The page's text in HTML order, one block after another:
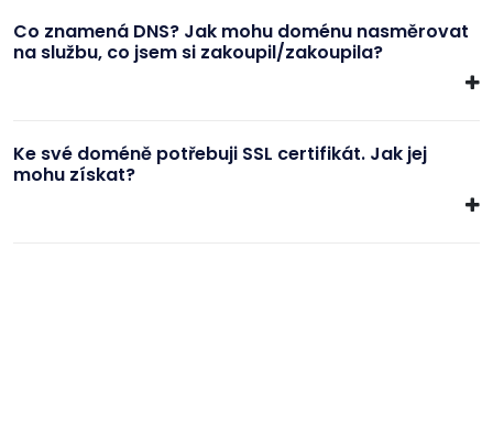
Co znamená DNS? Jak mohu doménu nasměrovat
na službu, co jsem si zakoupil/zakoupila?
Ke své doméně potřebuji SSL certifikát. Jak jej
mohu získat?